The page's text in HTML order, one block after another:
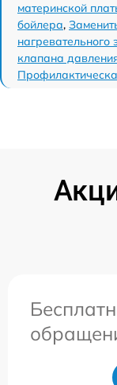
материнской
бойлера,
нагревательного
клапана